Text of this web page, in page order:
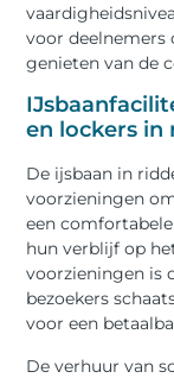
voor deelnemers
genieten van de
en lockers in
De ijsbaan in
voorzieningen
een
hun verblijf op
voorzieningen is
bezoekers
voor een
De verhuur van